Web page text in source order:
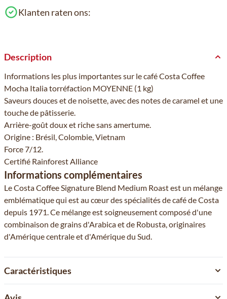
Klanten raten ons:
Description
Informations les plus importantes sur le café Costa Coffee
Mocha Italia torréfaction MOYENNE (1 kg)
Saveurs douces et de noisette, avec des notes de caramel et une
touche de pâtisserie.
Arrière-goût doux et riche sans amertume.
Origine : Brésil, Colombie, Vietnam
Force 7/12.
Certifié Rainforest Alliance
Informations complémentaires
Le Costa Coffee Signature Blend Medium Roast est un mélange
emblématique qui est au cœur des spécialités de café de Costa
depuis 1971. Ce mélange est soigneusement composé d'une
combinaison de grains d'Arabica et de Robusta, originaires
d'Amérique centrale et d'Amérique du Sud.
Caractéristiques